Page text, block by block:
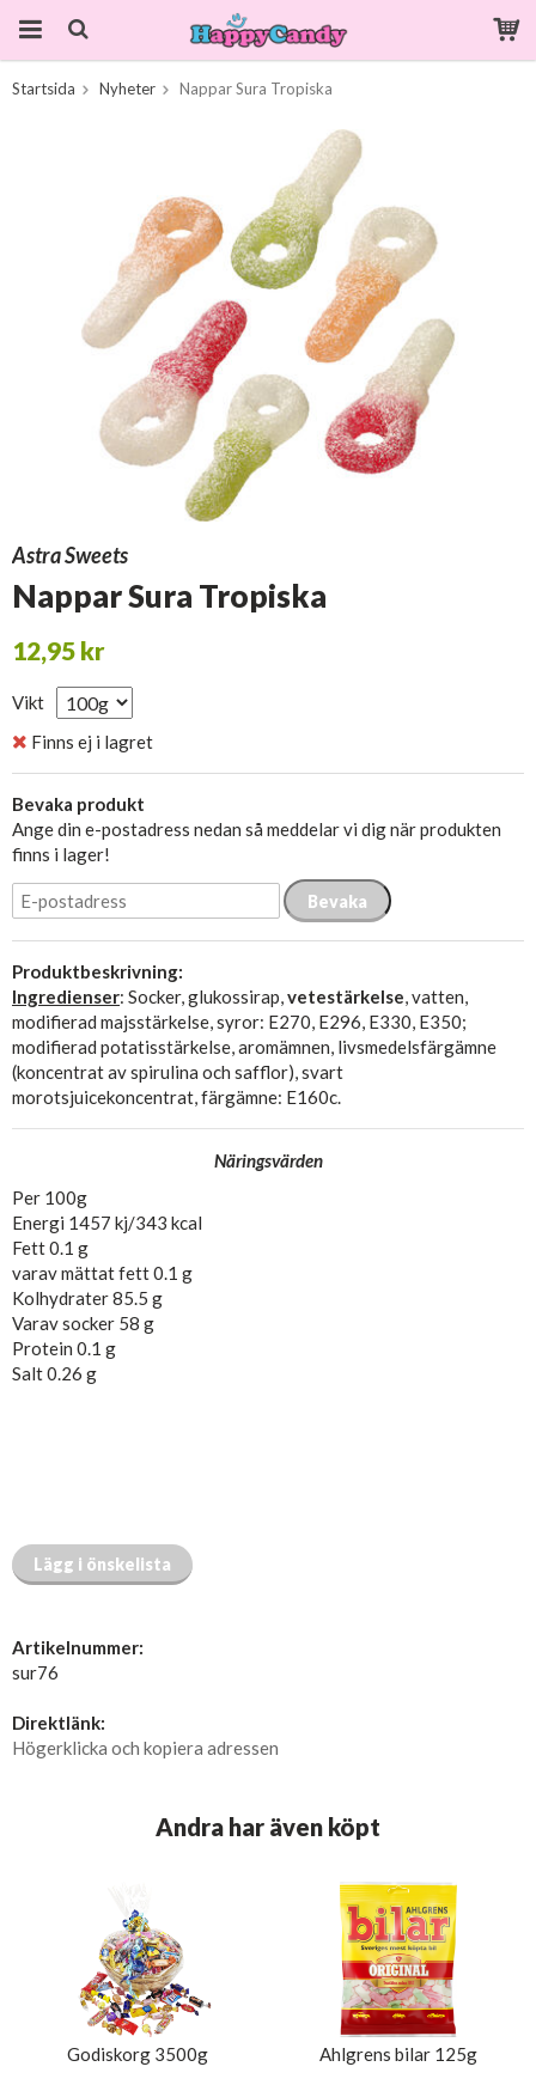
Startsida Nyheter Nappar Sura Tropiska
Astra Sweets
Nappar Sura Tropiska
12,95 kr
Vikt
Finns ej i lagret
Bevaka produkt
Ange din e-postadress nedan så meddelar vi dig när produkten
finns i lager!
Bevaka
Produktbeskrivning:
Ingredienser: Socker, glukossirap,vetestärkelse, vatten,
modifierad majsstärkelse, syror: E270, E296, E330, E350;
modifierad potatisstärkelse, aromämnen, livsmedelsfärgämne
(koncentrat av spirulina och safflor), svart
morotsjuicekoncentrat, färgämne: E160c.
Näringsvärden
Per 100g
Energi 1457 kj/343 kcal
Fett 0.1 g
varav mättat fett 0.1 g
Kolhydrater 85.5 g
Varav socker 58 g
Protein 0.1 g
Salt 0.26 g
Lägg i önskelista
Artikelnummer:
sur76
Direktlänk:
Högerklicka och kopiera adressen
Andra har även köpt
Godiskorg 3500g Ahlgrens bilar 125g